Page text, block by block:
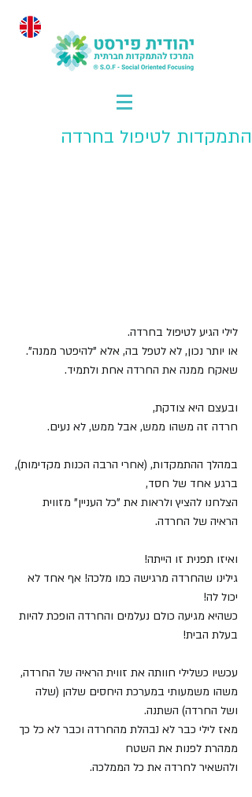
התמקדות לטיפול בחרדה
לילי הגיע לטיפול בחרדה.
או יותר נכון, לא לטפל בה, אלא "להיפטר ממנה".
שאקח ממנה את החרדה אחת ולתמיד.
ובעצם היא צודקת,
חרדה זה משהו ממש, אבל ממש, לא נעים.
במהלך ההתמקדות, (אחרי הרבה הכנות מקדימות),
ברגע אחד של חסד,
הצלחנו להציץ ולראות את "כל העניין" מזווית
הראיה של החרדה.
ואיזו תפנית זו הייתה!
גילינו שהחרדה מרגישה כמו מלכה! אף אחד לא
יכול לה!
כשהיא מגיעה כולם נעלמים והחרדה הופכת להיות
בעלת הבית!
עכשיו כשלילי חוותה את זווית הראיה של החרדה,
משהו משמעותי במערכת היחסים שלהן (שלה
ושל החרדה) השתנה.
מאז לילי כבר לא נבהלת מהחרדה וכבר לא כל כך
ממהרת לפנות את השטח
ולהשאיר לחרדה את כל הממלכה.